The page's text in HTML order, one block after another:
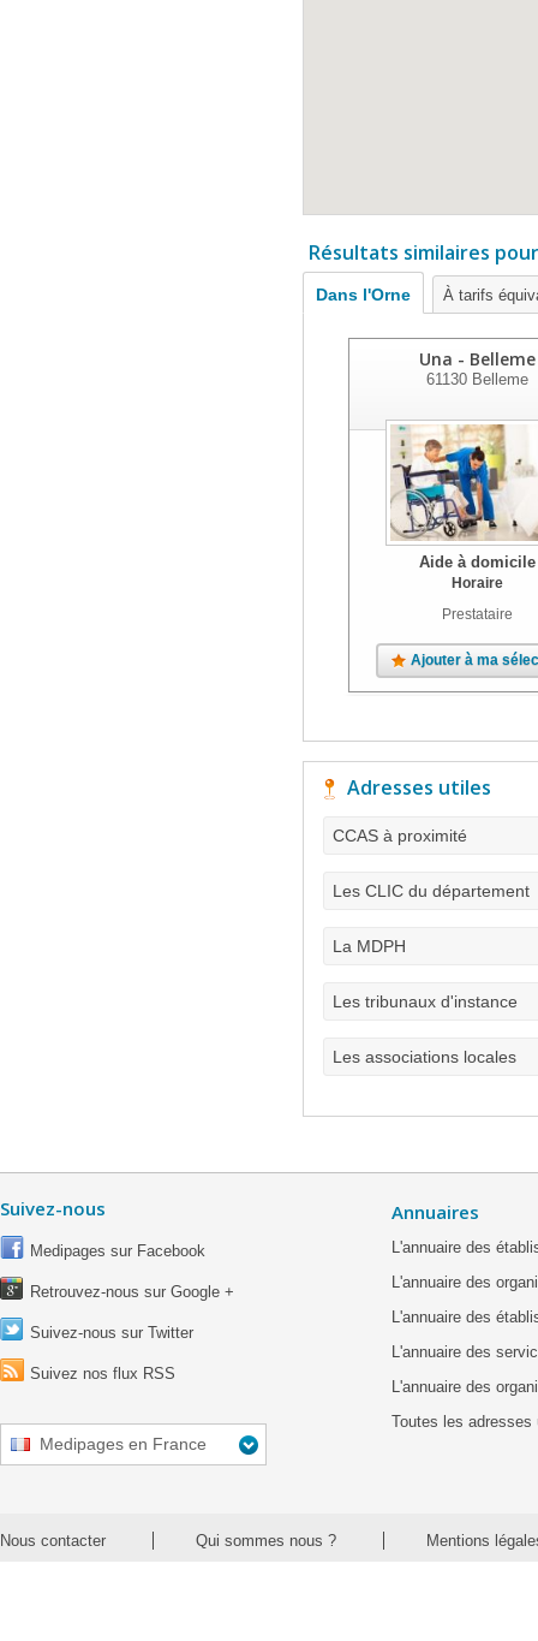
Résultats similaires
Dans l'Orne À tarifs
Una - Belleme
61130 Belleme
Aide à domicile
Horaire
Prestataire
Ajouter à ma
Adresses utiles
CCAS à proximité
Les CLIC du département
La MDPH
Les tribunaux d'instance
Les associations locales
Suivez-nous
Medipages sur Facebook
Retrouvez-nous sur Google +
Suivez-nous sur Twitter
Suivez nos flux RSS
Medipages en France
Annuaires
L'annuaire des
L'annuaire des
L'annuaire des
L'annuaire des
L'annuaire des
Toutes les adresses
Nous contacter Qui sommes nous ? Mentions